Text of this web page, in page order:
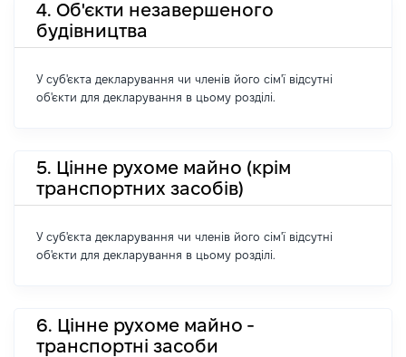
4. Об'єкти незавершеного
будівництва
У суб'єкта декларування чи членів його сім'ї відсутні
об'єкти для декларування в цьому розділі.
5. Цінне рухоме майно (крім
транспортних засобів)
У суб'єкта декларування чи членів його сім'ї відсутні
об'єкти для декларування в цьому розділі.
6. Цінне рухоме майно -
транспортні засоби